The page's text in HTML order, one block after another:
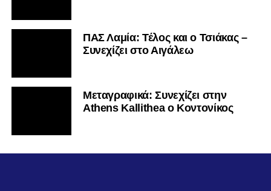
ΠΑΣ Λαμία: Τέλος και ο Τσιάκας –
Συνεχίζει στο Αιγάλεω
Mεταγραφικά: Συνεχίζει στην
Athens Kallithea ο Κοντονίκος